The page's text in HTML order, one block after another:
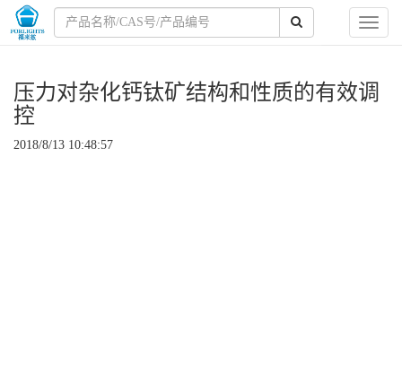
Toggle
压力对杂化钙钛矿结构和性质的有效调
控
2018/8/13 10:48:57